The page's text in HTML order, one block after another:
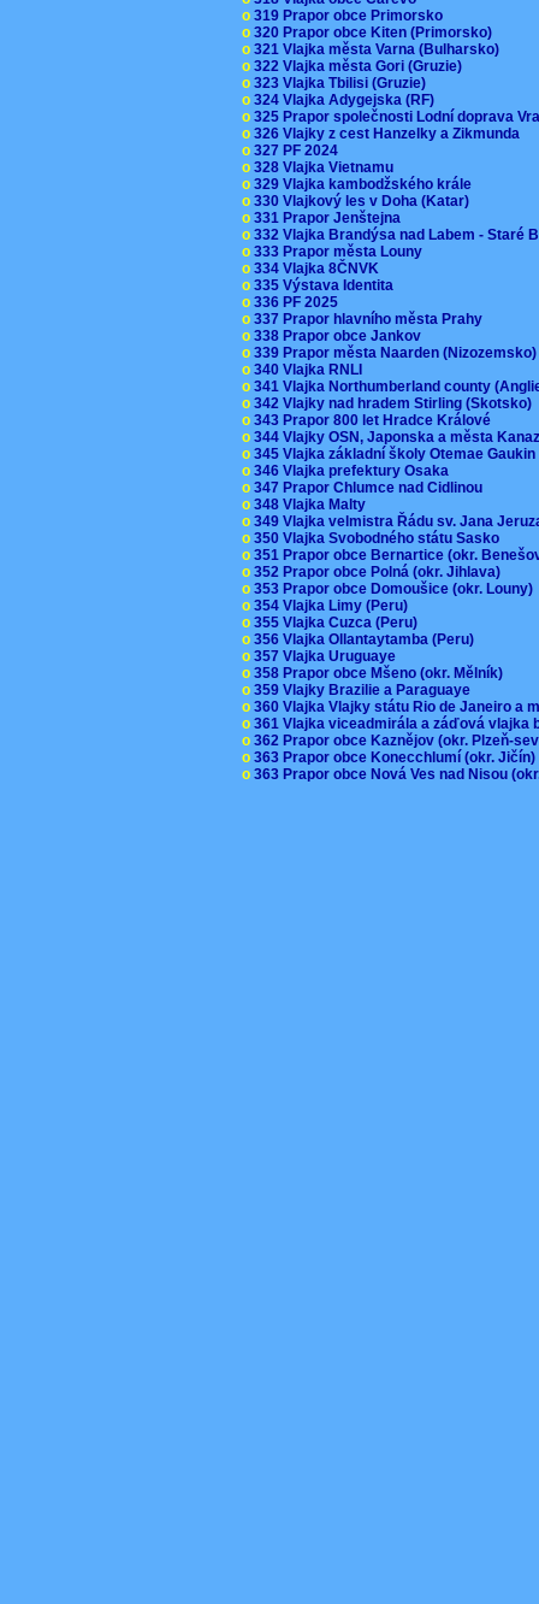
o 319 Prapor obce Primorsko
o 320 Prapor obce Kiten (Primorsko)
o 321 Vlajka města Varna (Bulharsko)
o 322 Vlajka města Gori (Gruzie)
o 323 Vlajka Tbilisi (Gruzie)
o 324 Vlajka Adygejska (RF)
o 325 Prapor společnosti Lodní doprava
o 326 Vlajky z cest Hanzelky a Zikmunda
o 327 PF 2024
o 328 Vlajka Vietnamu
o 329 Vlajka kambodžského krále
o 330 Vlajkový les v Doha (Katar)
o 331 Prapor Jenštejna
o 332 Vlajka Brandýsa nad Labem - Staré
o 333 Prapor města Louny
o 334 Vlajka 8ČNVK
o 335 Výstava Identita
o 336 PF 2025
o 337 Prapor hlavního města Prahy
o 338 Prapor obce Jankov
o 339 Prapor města Naarden
o 340 Vlajka RNLI
o 341 Vlajka Northumberland county
o 342 Vlajky nad hradem Stirling (Skotsko)
o 343 Prapor 800 let Hradce Králové
o 344 Vlajky OSN, Japonska a města
o 345 Vlajka základní školy Otemae
o 346 Vlajka prefektury Osaka
o 347 Prapor Chlumce nad Cidlinou
o 348 Vlajka Malty
o 349 Vlajka velmistra Řádu sv. Jana
o 350 Vlajka Svobodného státu Sasko
o 351 Prapor obce Bernartice (okr.
o 352 Prapor obce Polná (okr. Jihlava)
o 353 Prapor obce Domoušice (okr. Louny)
o 354 Vlajka Limy (Peru)
o 355 Vlajka Cuzca (Peru)
o 356 Vlajka Ollantaytamba (Peru)
o 357 Vlajka Uruguaye
o 358 Prapor obce Mšeno (okr. Mělník)
o 359 Vlajky Brazilie a Paraguaye
o 360 Vlajka Vlajky státu Rio de Janeiro a
o 361 Vlajka viceadmirála a záďová
o 362 Prapor obce Kaznějov (okr. Plzeň-
o 363 Prapor obce Konecchlumí (okr.
o 363 Prapor obce Nová Ves nad Nisou